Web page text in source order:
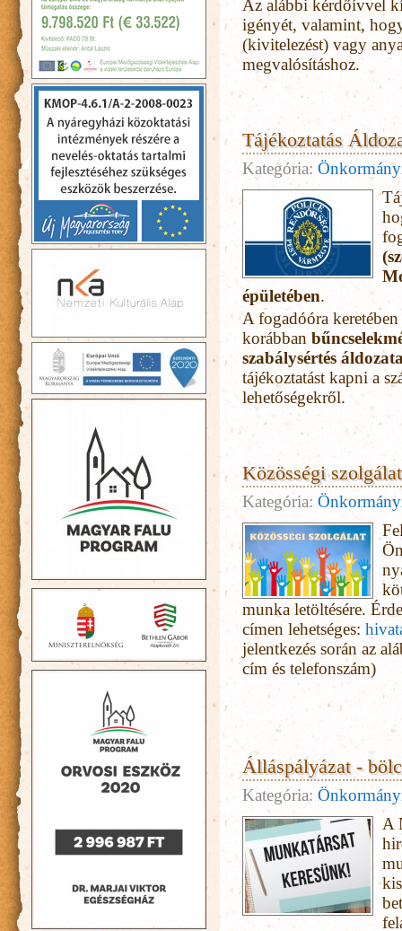
Az alábbi kérdőívvel
igényét, valamint,
(kivitelezést) vagy
megvalósításhoz.
Tájékoztatás
Kategória:
épületében.
A fogadóóra
korábban
szabálysértés
tájékoztatást kapni a
lehetőségekről.
Közösségi szolgálat
Kategória:
munka letöltésére.
címen lehetséges:
jelentkezés során az
cím és telefonszám)
Álláspályázat -
Kategória:
A